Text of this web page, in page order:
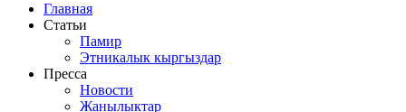
Главная
Статьи
Памир
Этникалык кыргыздар
Пресса
Новости
Жанылыктар